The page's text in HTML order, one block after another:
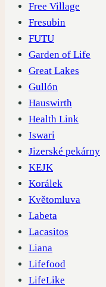
Free Village
Fresubin
FUTU
Garden of Life
Great Lakes
Gullón
Hauswirth
Health Link
Iswari
Jizerské pekárny
KEJK
Korálek
Květomluva
Labeta
Lacasitos
Liana
Lifefood
LifeLike